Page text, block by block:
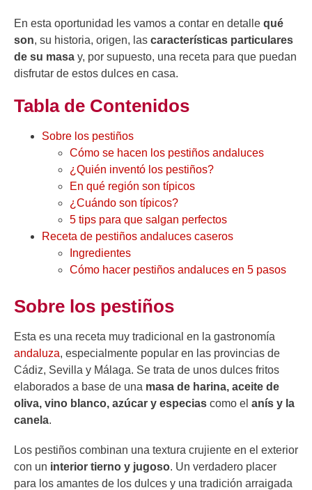
En esta oportunidad les vamos a contar en detalle qué
son, su historia, origen, las características particulares
de su masa y, por supuesto, una receta para que puedan
disfrutar de estos dulces en casa.
Tabla de Contenidos
Sobre los pestiños
Cómo se hacen los pestiños andaluces
¿Quién inventó los pestiños?
En qué región son típicos
¿Cuándo son típicos?
5 tips para que salgan perfectos
Receta de pestiños andaluces caseros
Ingredientes
Cómo hacer pestiños andaluces en 5 pasos
Sobre los pestiños
Esta es una receta muy tradicional en la gastronomía
andaluza, especialmente popular en las provincias de
Cádiz, Sevilla y Málaga. Se trata de unos dulces fritos
elaborados a base de una masa de harina, aceite de
oliva, vino blanco, azúcar y especias como el anís y la
canela.
Los pestiños combinan una textura crujiente en el exterior
con un interior tierno y jugoso. Un verdadero placer
para los amantes de los dulces y una tradición arraigada